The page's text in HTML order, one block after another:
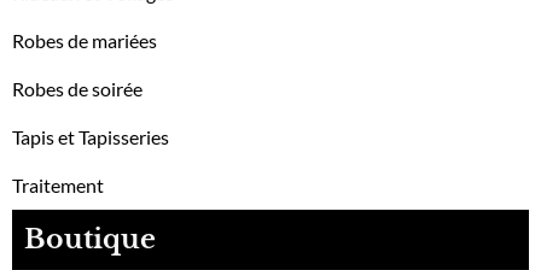
Robes de mariées
Robes de soirée
Tapis et Tapisseries
Traitement
Boutique